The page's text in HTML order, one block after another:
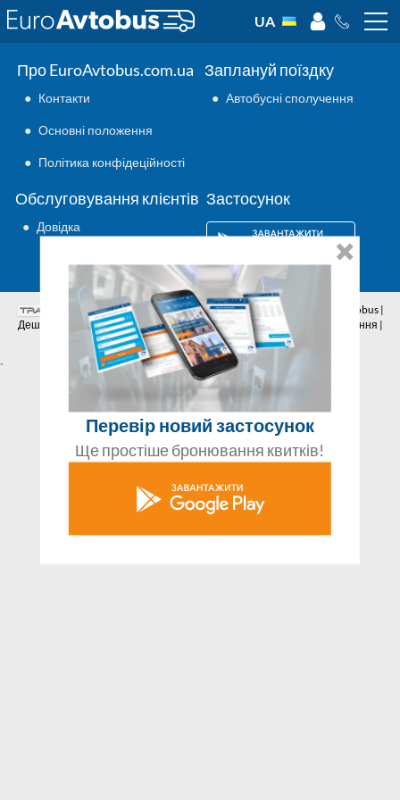
UA
Про EuroAvtobus.com.ua
● Контакти
● Основні положення
● Політика конфідеційності
Заплануй поїздку
● Автобусні сполучення
Обслуговування клієнтів
● Довідка
Застосунок
Аутсорсинг ІТ © 2026 | Всі права захищено | EuroAvtobus |
Дешеві автобусні квитки онлайн | Внутрішні та міжнародні перевезення |
Автобусні сполучення | Подорожі автобусами
`
Перевір новий застосунок
Ще простіше бронювання квитків!